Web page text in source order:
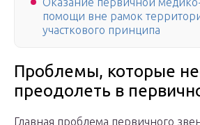
помощи вне рамок
участкового принципа
Проблемы, которые
преодолеть в
Главная проблема первичного